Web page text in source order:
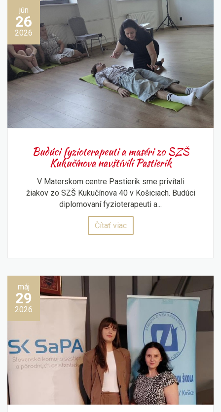
jún
26
2026
Budúci fyzioterapeuti a maséri zo SZŠ
Kukučínova navštívili Pastierik
V Materskom centre Pastierik sme privítali
žiakov zo SZŠ Kukučínova 40 v Košiciach. Budúci
diplomovaní fyzioterapeuti a...
Čítať viac
máj
29
2026